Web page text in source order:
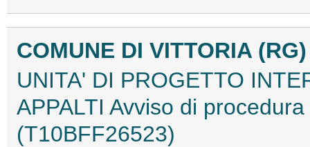
COMUNE DI VITTORIA (RG)
UNITA' DI PROGETTO
APPALTI Avviso di
(T10BFF26523)